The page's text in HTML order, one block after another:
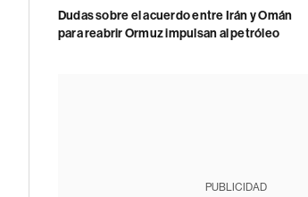
Dudas sobre el acuerdo entre Irán y Omán
para reabrir Ormuz impulsan al petróleo
PUBLICIDAD